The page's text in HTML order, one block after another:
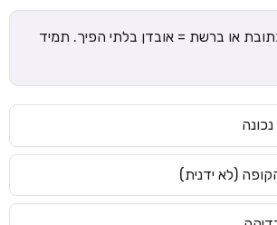
או ברשת = אובדן בלתי הפיך. תמיד
(לא ידנית)